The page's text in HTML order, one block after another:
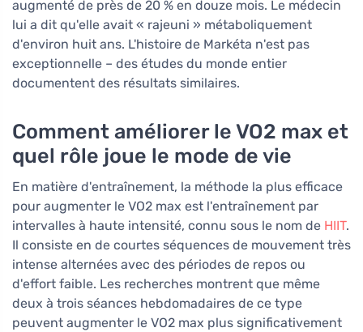
augmenté de près de 20 % en douze mois. Le médecin
lui a dit qu'elle avait « rajeuni » métaboliquement
d'environ huit ans. L'histoire de Markéta n'est pas
exceptionnelle – des études du monde entier
documentent des résultats similaires.
Comment améliorer le VO2 max et
quel rôle joue le mode de vie
En matière d'entraînement, la méthode la plus efficace
pour augmenter le VO2 max est l'entraînement par
intervalles à haute intensité, connu sous le nom de HIIT.
Il consiste en de courtes séquences de mouvement très
intense alternées avec des périodes de repos ou
d'effort faible. Les recherches montrent que même
deux à trois séances hebdomadaires de ce type
peuvent augmenter le VO2 max plus significativement